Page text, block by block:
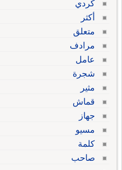
كردي
أكثر
متعلق
مرادف
عامل
شجرة
مثير
قماش
جهاز
مسيو
كلمة
صاحب